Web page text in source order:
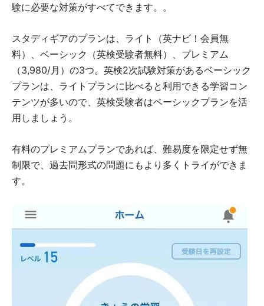
験に必要な対策がすべてできます。。
スタディギアのプランは、ライト（英ナビ！会員無
料）、ベーシック（英検受験者無料）、プレミアム
（3,980/月）の3つ。英検2次試験対策があるベーシック
プランは、ライトプランに比べると利用できる学習コン
テンツが多いので、英検受験者はベーシックプランを活
用しましょう。
有料のプレミアムプランであれば、難易度を限定せず無
制限で、過去問形式の問題にもより多くトライができま
す。